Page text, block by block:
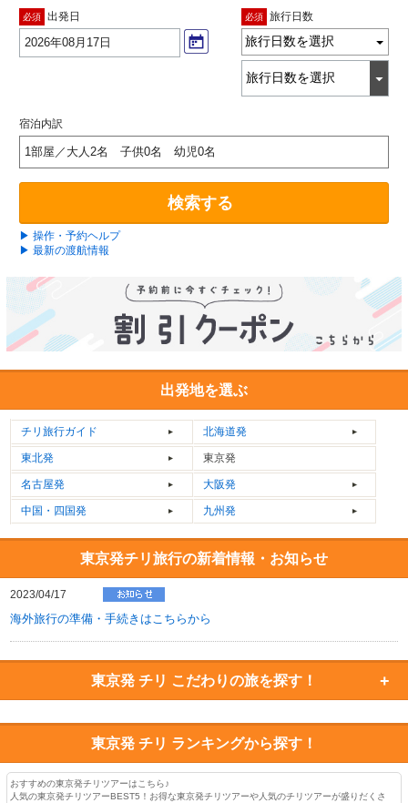
必須 出発日
2026年08月17日
必須 旅行日数
旅行日数を選択
宿泊内訳
1部屋／大人2名 子供0名 幼児0名
検索する
▶ 操作・予約ヘルプ
▶ 最新の渡航情報
出発地を選ぶ
チリ 旅行ガイド 北海道発
東北発 東京発
名古屋発 大阪発
中国・四国発 九州発
東京発チリ旅行の新着情報・お知らせ
2023/04/17
海外旅行の準備・手続きはこちらから
東京発 チリ こだわりの旅を探す！
東京発 チリ ランキングから探す！
おすすめの東京発チリツアーはこちら♪
人気の東京発チリツアーBEST5！お得な東京発チリツアーや人気のチリツアーが盛りだくさ